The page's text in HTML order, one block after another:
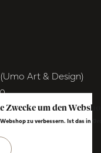
Art & Design)
um den
zu verbessern. Ist das in